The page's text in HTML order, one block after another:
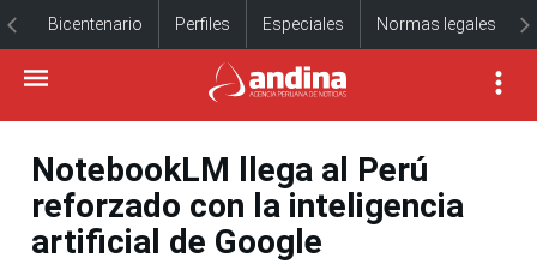
Bicentenario Perfiles Especiales Normas legales
NotebookLM llega al Perú
reforzado con la inteligencia
artificial de Google